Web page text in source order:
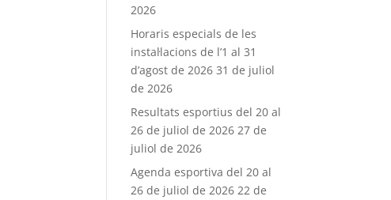
2026
Horaris especials de les
instal·lacions de l’1 al 31
d’agost de 2026 31 de juliol
de 2026
Resultats esportius del 20 al
26 de juliol de 2026 27 de
juliol de 2026
Agenda esportiva del 20 al
26 de juliol de 2026 22 de